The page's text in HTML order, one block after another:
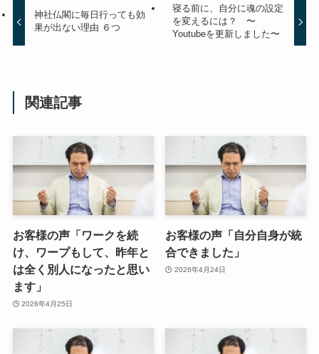
神社仏閣に毎日行っても効
果が出ない理由 ６つ
寝る前に、自分に魂の設定
を変えるには？ 〜
Youtubeを更新しました〜
関連記事
お客様の声「ワークを続
け、ワープもして、昨年と
は全く別人になったと思い
ます」
2026年4月25日
お客様の声「自分自身が統
合できました」
2026年4月24日